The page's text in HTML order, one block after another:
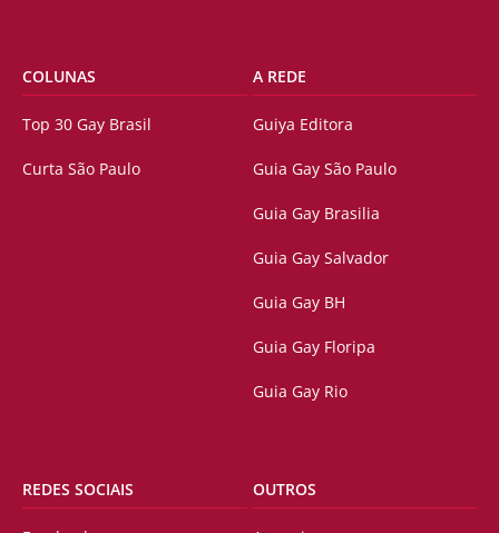
COLUNAS
Top 30 Gay Brasil
Curta São Paulo
A REDE
Guiya Editora
Guia Gay São Paulo
Guia Gay Brasilia
Guia Gay Salvador
Guia Gay BH
Guia Gay Floripa
Guia Gay Rio
REDES SOCIAIS OUTROS